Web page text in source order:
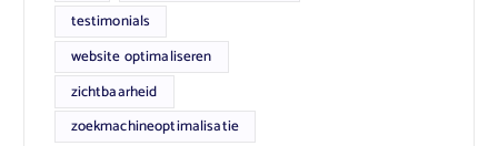
testimonials
website optimaliseren
zichtbaarheid
zoekmachineoptimalisatie